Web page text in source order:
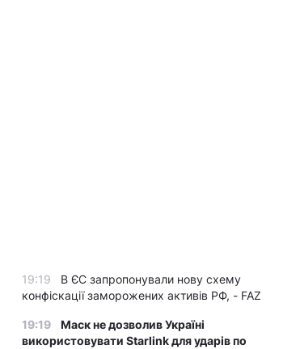
19:19
В ЄС запропонували нову схему
конфіскації заморожених активів РФ, - FAZ
19:19
Маск не дозволив Україні
використовувати Starlink для ударів по